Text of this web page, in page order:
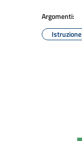
Argomenti:
Istruzione